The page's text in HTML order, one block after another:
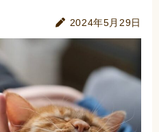
活動
2024年5月29日